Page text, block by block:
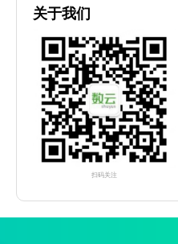
关于我们
扫码关注